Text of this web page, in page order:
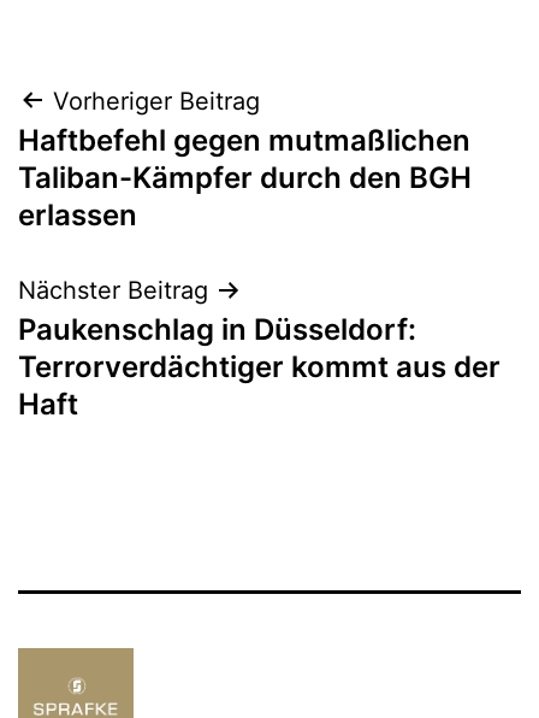
Vorheriger Beitrag
Haftbefehl gegen mutmaßlichen
Taliban-Kämpfer durch den BGH
erlassen
Nächster Beitrag
Paukenschlag in Düsseldorf:
Terrorverdächtiger kommt aus der
Haft